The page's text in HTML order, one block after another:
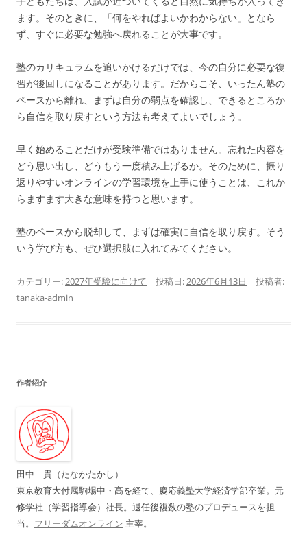
ます。そのときに、「何をやればよいかわからない」となら
ず、すぐに必要な勉強へ戻れることが大事です。
塾のカリキュラムを追いかけるだけでは、今の自分に必要な復
習が後回しになることがあります。だからこそ、いったん塾の
ペースから離れ、まずは自分の弱点を確認し、できるところか
ら自信を取り戻すという方法も考えてよいでしょう。
早く始めることだけが受験準備ではありません。忘れた内容を
どう思い出し、どうもう一度積み上げるか。そのために、振り
返りやすいオンラインの学習環境を上手に使うことは、これか
らますます大きな意味を持つと思います。
塾のペースから脱却して、まずは確実に自信を取り戻す。そう
いう学び方も、ぜひ選択肢に入れてみてください。
カテゴリー:2027年受験に向けて | 投稿日:2026年6月13日 | 投稿者:
tanaka-admin
作者紹介
田中 貴（たなかたかし）
東京教育大付属駒場中・高を経て、慶応義塾大学経済学部卒業。元
修学社（学習指導会）社長。退任後複数の塾のプロデュースを担
当。 フリーダムオンライン 主宰。